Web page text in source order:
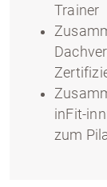
Trainer
inFit-
zum